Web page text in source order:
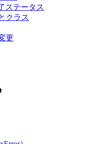
ステータス
クラス
更